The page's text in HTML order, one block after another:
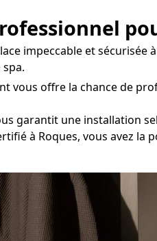
impeccable et
vous offre la chance de
garantit une installation
à Roques, vous avez